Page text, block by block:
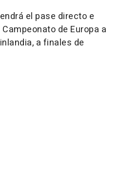
el pase directo e
de Europa a
a finales de